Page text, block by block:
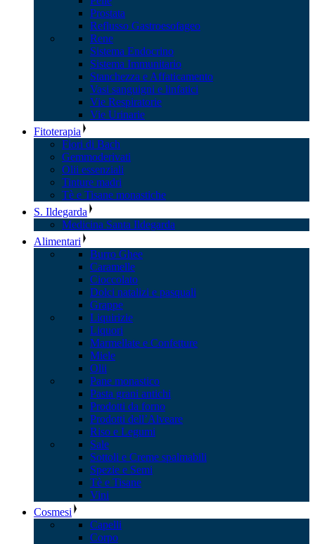
Prostata
Reflusso Gastroesofageo
Rene
Sistema Endocrino
Sistema Immunitario
Stanchezza e Affaticamento
Vasi sanguigni e linfatici
Vie Respiratorie
Vie Urinarie
Fitoterapia
Fiori di Bach
Gemmoderivati
Olii essenziali
Tinture madri
Tè e Tisane monastiche
S. Ildegarda
Medicina Santa Ildegarda
Alimentari
Burro Ghee
Caramelle
Cioccolato
Dolci natalizi e pasquali
Grappe
Liquirizie
Liquori
Marmellate e Confetture
Miele
Olii
Pane monastico
Pasta grani antichi
Prodotti da forno
Prodotti dell’Alveare
Riso e Legumi
Sale
Sottoli e Creme spalmabili
Spezie e Semi
Tè e Tisane
Vini
Cosmesi
Capelli
Corpo